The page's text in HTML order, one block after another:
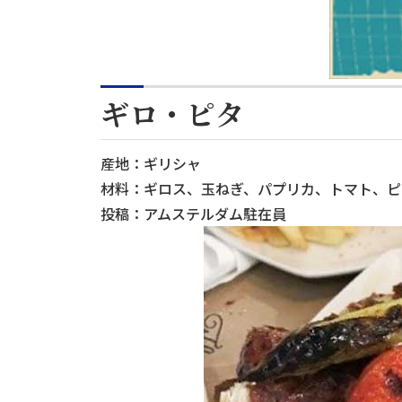
ギロ・ピタ
産地：ギリシャ
材料：ギロス、玉ねぎ、パプリカ、トマト、
投稿：アムステルダム駐在員